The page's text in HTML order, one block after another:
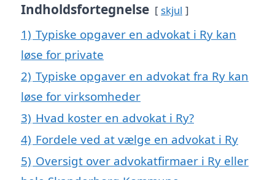
Indholdsfortegnelse skjul
1) Typiske opgaver en advokat i Ry kan
løse for private
2) Typiske opgaver en advokat fra Ry kan
løse for virksomheder
3) Hvad koster en advokat i Ry?
4) Fordele ved at vælge en advokat i Ry
5) Oversigt over advokatfirmaer i Ry eller